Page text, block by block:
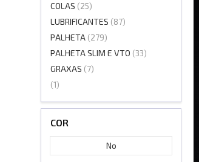
COLAS (25)
LUBRIFICANTES (87)
PALHETA (279)
PALHETA SLIM E VTO (33)
GRAXAS (7)
(1)
COR
No